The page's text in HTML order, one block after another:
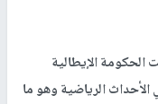
الإيطالية
الرياضية وهو ما